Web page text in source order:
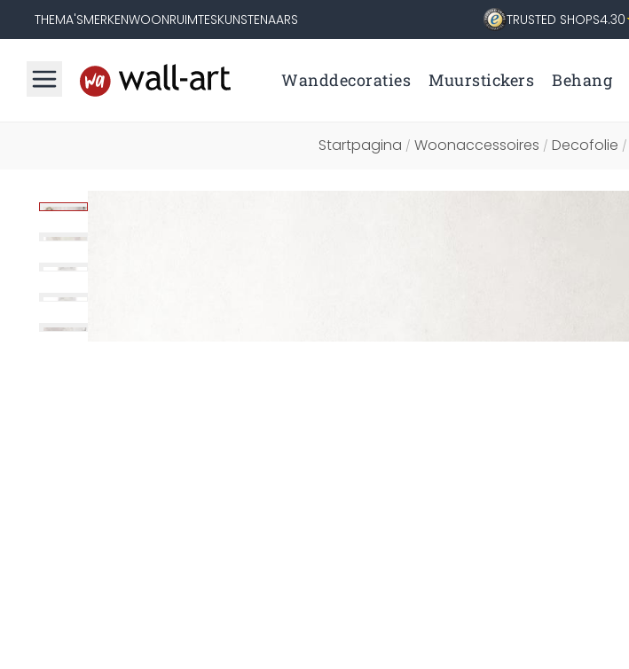
THEMA'SMERKENWOONRUIMTESKUNSTENAARS TRUSTED SHOPS4.30
Wanddecoraties Muurstickers Behang
Startpagina / Woonaccessoires / Decofolie /